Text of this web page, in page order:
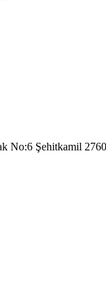
No:6 Şehitkamil